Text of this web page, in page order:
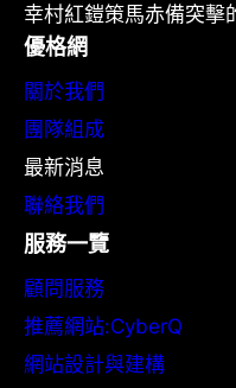
幸村紅鎧策馬赤備突擊
優格網
關於我們
團隊組成
最新消息
聯絡我們
服務一覽
顧問服務
推薦網站:CyberQ
網站設計與建構